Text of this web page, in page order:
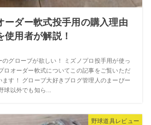
ーダー軟式投手用の購入理由
使用者が解説！
のグローブが欲しい！ ミズノプロ投手用が使っ
ロオーダー軟式についてこの記事をご覧いただ
ます！ グローブ大好きブログ管理人のまーぴー
球以外でも知ら...
野球道具レビュー